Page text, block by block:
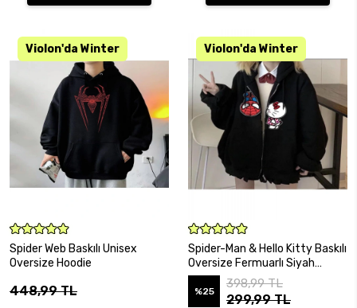
SEPETE EKLE
Spider Web Baskılı Unisex
Oversize Hoodie
448,99 TL
SEPETE EKLE
Spider-Man & Hello Kitty Baskılı
Oversize Fermuarlı Siyah
Unisex Kapüşonlu Hırka
%25
398,99 TL
299,99 TL